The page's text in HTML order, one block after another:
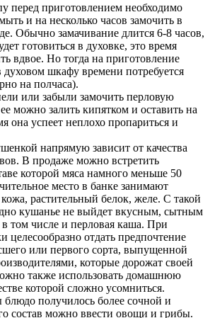
перед приготовлением необходимо
и на несколько часов замочить в
Обычно замачивание длится 6-8 часов,
готовиться в духовке, это время
вдвое. Но тогда на приготовление
духовом шкафу времени потребуется
на полчаса).
или забыли замочить перловую
можно залить кипятком и оставить на
она успеет неплохо пропариться и
напрямую зависит от качества
В продаже можно встретить
которой мяса намного меньше 50
место в банке занимают
растительный белок, желе. С такой
кушанье не выйдет вкусным, сытным
том числе и перловая каша. При
целесообразно отдать предпочтение
или первого сорта, выпущенной
которые дорожат своей
также использовать домашнюю
которой сложно усомниться.
блюдо получилось более сочной и
состав можно ввести овощи и грибы.